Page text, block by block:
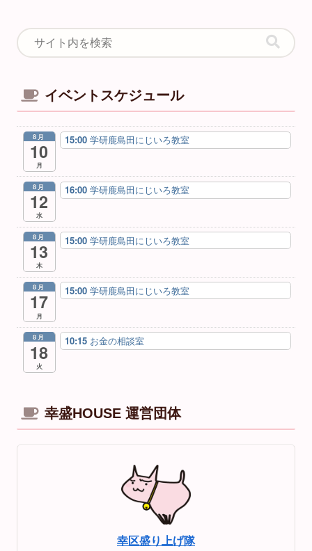
イベントスケジュール
8月
10
月
15:00 学研鹿島田にじいろ教室
8月
12
水
16:00 学研鹿島田にじいろ教室
8月
13
木
15:00 学研鹿島田にじいろ教室
8月
17
月
15:00 学研鹿島田にじいろ教室
8月
18
火
10:15 お金の相談室
幸盛HOUSE 運営団体
幸区盛り上げ隊